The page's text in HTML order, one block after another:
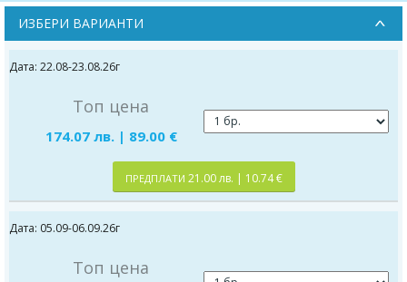
ИЗБЕРИ ВАРИАНТИ
Дата: 22.08-23.08.26г
Топ цена
174.07 лв. | 89.00 €
ПРЕДПЛАТИ 21.00 лв. | 10.74 €
Дата: 05.09-06.09.26г
Топ цена